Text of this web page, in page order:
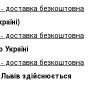
- доставка безкоштовна
доставка безкоштовна
доставка безкоштовна
здійснюється